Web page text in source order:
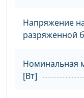
Напряжение
разряженной
Номинальная
[Вт]